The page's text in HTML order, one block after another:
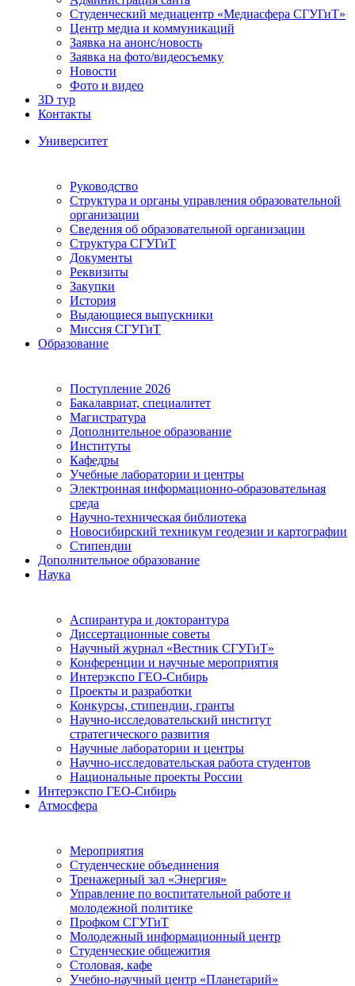
Студенческий медиацентр «Медиасфера СГУГиТ»
Центр медиа и коммуникаций
Заявка на анонс/новость
Заявка на фото/видеосъемку
Новости
Фото и видео
3D тур
Контакты
Университет
Руководство
Структура и органы управления образовательной
организации
Сведения об образовательной организации
Структура СГУГиТ
Документы
Реквизиты
Закупки
История
Выдающиеся выпускники
Миссия СГУГиТ
Образование
Поступление 2026
Бакалавриат, специалитет
Магистратура
Дополнительное образование
Институты
Кафедры
Учебные лаборатории и центры
Электронная информационно-образовательная
среда
Научно-техническая библиотека
Новосибирский техникум геодезии и картографии
Стипендии
Дополнительное образование
Наука
Аспирантура и докторантура
Диссертационные советы
Научный журнал «Вестник СГУГиТ»
Конференции и научные мероприятия
Интерэкспо ГЕО-Сибирь
Проекты и разработки
Конкурсы, стипендии, гранты
Научно-исследовательский институт
стратегического развития
Научные лаборатории и центры
Научно-исследовательская работа студентов
Национальные проекты России
Интерэкспо ГЕО-Сибирь
Атмосфера
Мероприятия
Студенческие объединения
Тренажерный зал «Энергия»
Управление по воспитательной работе и
молодежной политике
Профком СГУГиТ
Молодежный информационный центр
Студенческие общежития
Столовая, кафе
Учебно-научный центр «Планетарий»